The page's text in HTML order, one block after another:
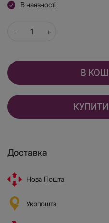
В наявності
В
КУПИТИ
Доставка
Нова Пошта
Укрпошта